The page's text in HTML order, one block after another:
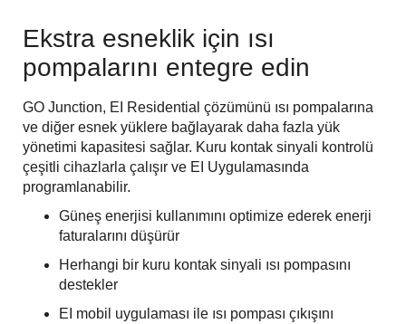
Ekstra esneklik için ısı
pompalarını entegre edin
GO Junction, EI Residential çözümünü ısı pompalarına
ve diğer esnek yüklere bağlayarak daha fazla yük
yönetimi kapasitesi sağlar. Kuru kontak sinyali kontrolü
çeşitli cihazlarla çalışır ve EI Uygulamasında
programlanabilir.
Güneş enerjisi kullanımını optimize ederek enerji
faturalarını düşürür
Herhangi bir kuru kontak sinyali ısı pompasını
destekler
EI mobil uygulaması ile ısı pompası çıkışını